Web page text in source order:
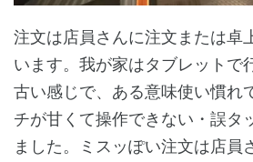
注文は店員さんに注文または卓
います。我が家はタブレットで
古い感じで、ある意味使い慣れ
チが甘くて操作できない・誤タ
ました。ミスッぽい注文は店員